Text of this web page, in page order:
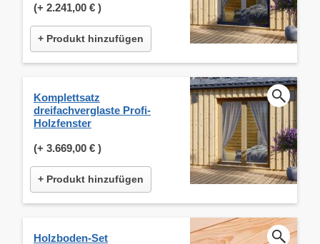
(+ 2.241,00 € )
+ Produkt hinzufügen
Komplettsatz
dreifachverglaste Profi-
Holzfenster
(+ 3.669,00 € )
+ Produkt hinzufügen
Holzboden-Set